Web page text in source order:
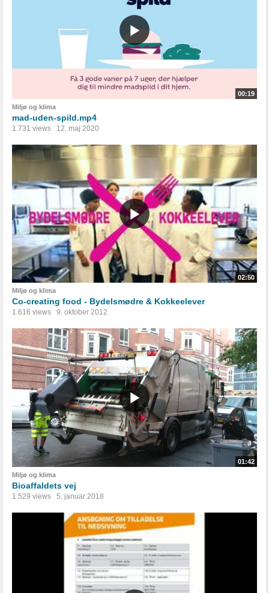
00:19
Miljø og klima
mad-uden-spild.mp4
1.731 views 12. maj 2020
02:50
Miljø og klima
Co-creating food - Bydelsmødre & Kokkeelever
1.616 views 9. oktober 2012
01:42
Miljø og klima
Bioaffaldets vej
1.529 views 5. januar 2018